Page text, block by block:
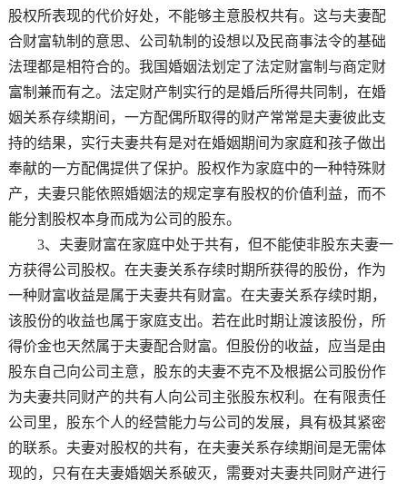
股权所表现的代价好处，不能够主意股权共有。这与夫妻配
合财富轨制的意思、公司轨制的设想以及民商事法令的基础
法理都是相符合的。我国婚姻法划定了法定财富制与商定财
富制兼而有之。法定财产制实行的是婚后所得共同制，在婚
姻关系存续期间，一方配偶所取得的财产常常是夫妻彼此支
持的结果，实行夫妻共有是对在婚姻期间为家庭和孩子做出
奉献的一方配偶提供了保护。股权作为家庭中的一种特殊财
产，夫妻只能依照婚姻法的规定享有股权的价值利益，而不
能分割股权本身而成为公司的股东。
3、夫妻财富在家庭中处于共有，但不能使非股东夫妻一
方获得公司股权。在夫妻关系存续时期所获得的股份，作为
一种财富收益是属于夫妻共有财富。在夫妻关系存续时期，
该股份的收益也属于家庭支出。若在此时期让渡该股份，所
得价金也天然属于夫妻配合财富。但股份的收益，应当是由
股东自己向公司主意，股东的夫妻不克不及根据公司股份作
为夫妻共同财产的共有人向公司主张股东权利。在有限责任
公司里，股东个人的经营能力与公司的发展，具有极其紧密
的联系。夫妻对股权的共有，在夫妻关系存续期间是无需体
现的，只有在夫妻婚姻关系破灭，需要对夫妻共同财产进行